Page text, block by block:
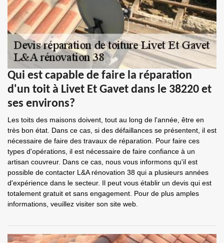
Qui est capable de faire la réparation
d'un toit à Livet Et Gavet dans le 38220 et
ses environs?
Les toits des maisons doivent, tout au long de l'année, être en
très bon état. Dans ce cas, si des défaillances se présentent, il est
nécessaire de faire des travaux de réparation. Pour faire ces
types d'opérations, il est nécessaire de faire confiance à un
artisan couvreur. Dans ce cas, nous vous informons qu'il est
possible de contacter L&A rénovation 38 qui a plusieurs années
d'expérience dans le secteur. Il peut vous établir un devis qui est
totalement gratuit et sans engagement. Pour de plus amples
informations, veuillez visiter son site web.